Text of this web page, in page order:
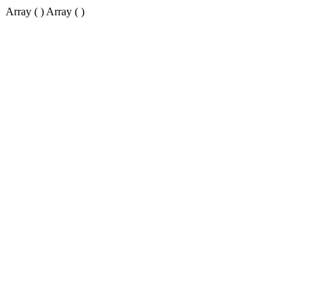
Array ( ) Array ( )